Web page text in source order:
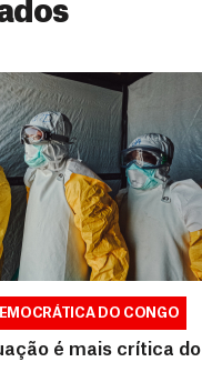
DO CONGO
é mais crítica do